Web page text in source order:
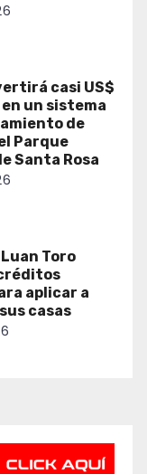
casi US$
un sistema
de
Parque
Santa Rosa
Toro
aplicar a
casas